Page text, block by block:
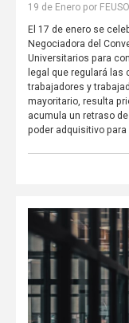
19 de Enero por
El 17 de enero se
Negociadora del
Universitarios para
legal que regulará
trabajadores y
mayoritario, resulta
acumula un retraso
poder adquisitivo para